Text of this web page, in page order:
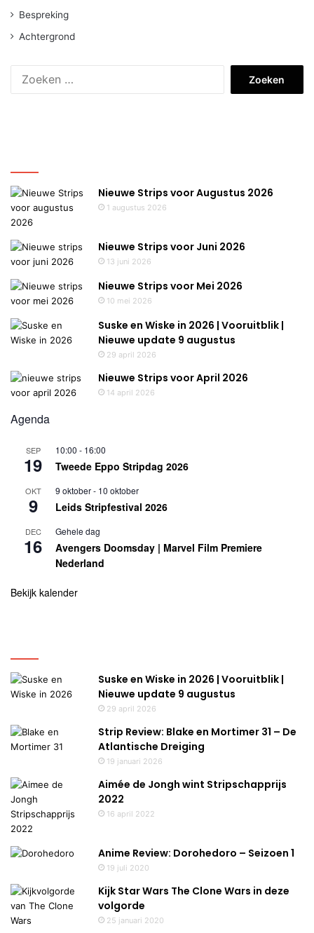
Bespreking
Achtergrond
Nieuwe Strips voor Augustus 2026
1 augustus 2026
Nieuwe Strips voor Juni 2026
13 juni 2026
Nieuwe Strips voor Mei 2026
10 mei 2026
Suske en Wiske in 2026 | Vooruitblik |
Nieuwe update 9 augustus
29 april 2026
Nieuwe Strips voor April 2026
14 april 2026
Agenda
SEP
19
10:00 - 16:00
Tweede Eppo Stripdag 2026
OKT
9
9 oktober- 10 oktober
Leids Stripfestival 2026
DEC
16
Gehele dag
Avengers Doomsday | Marvel Film Premiere
Nederland
Bekijk kalender
Suske en Wiske in 2026 | Vooruitblik |
Nieuwe update 9 augustus
29 april 2026
Strip Review: Blake en Mortimer 31 – De
Atlantische Dreiging
19 januari 2026
Aimée de Jongh wint Stripschapprijs
2022
16 april 2022
Anime Review: Dorohedoro – Seizoen 1
19 juli 2020
Kijk Star Wars The Clone Wars in deze
volgorde
25 januari 2020